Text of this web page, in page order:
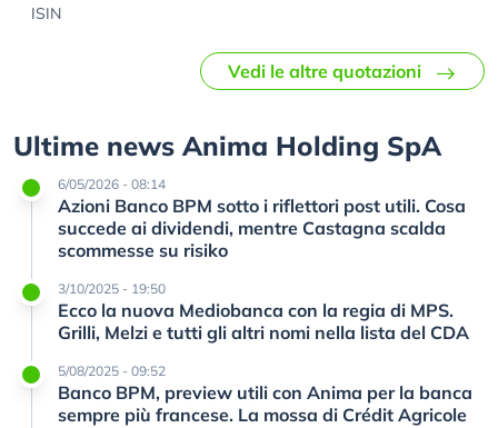
ISIN
Vedi le altre quotazioni
Ultime news Anima Holding SpA
6/05/2026 - 08:14
Azioni Banco BPM sotto i riflettori post utili. Cosa
succede ai dividendi, mentre Castagna scalda
scommesse su risiko
3/10/2025 - 19:50
Ecco la nuova Mediobanca con la regia di MPS.
Grilli, Melzi e tutti gli altri nomi nella lista del CDA
5/08/2025 - 09:52
Banco BPM, preview utili con Anima per la banca
sempre più francese. La mossa di Crédit Agricole